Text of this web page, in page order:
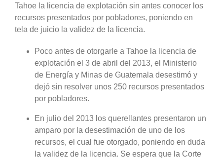
Tahoe la licencia de explotación sin antes conocer los
recursos presentados por pobladores, poniendo en
tela de juicio la validez de la licencia.
Poco antes de otorgarle a Tahoe la licencia de
explotación el 3 de abril del 2013, el Ministerio
de Energía y Minas de Guatemala desestimó y
dejó sin resolver unos 250 recursos presentados
por pobladores.
En julio del 2013 los querellantes presentaron un
amparo por la desestimación de uno de los
recursos, el cual fue otorgado, poniendo en duda
la validez de la licencia. Se espera que la Corte